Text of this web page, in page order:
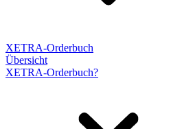
XETRA-Orderbuch
Übersicht
XETRA-Orderbuch?